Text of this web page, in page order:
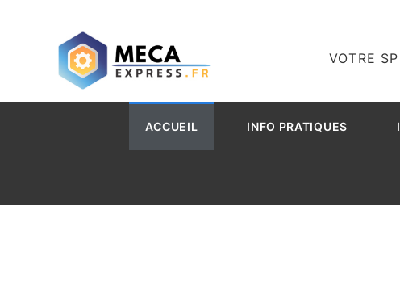
VOTRE
ACCUEIL INFO PRATIQUES